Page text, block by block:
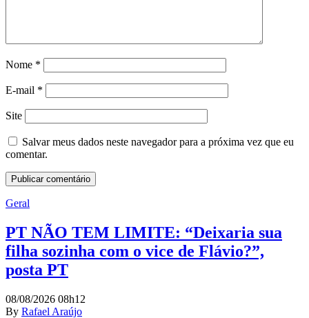
Nome *
E-mail *
Site
Salvar meus dados neste navegador para a próxima vez que eu
comentar.
Geral
PT NÃO TEM LIMITE: “Deixaria sua
filha sozinha com o vice de Flávio?”,
posta PT
08/08/2026 08h12
By Rafael Araújo